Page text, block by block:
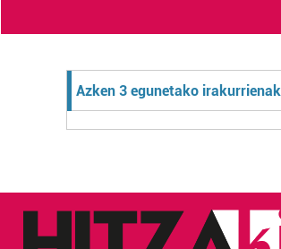
Azken 3 egunetako irakurrienak